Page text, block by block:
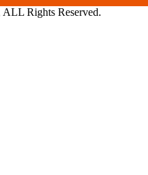
Rights Reserved.